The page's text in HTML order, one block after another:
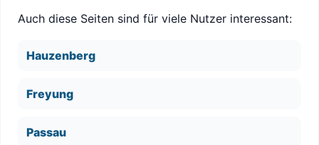
Auch diese Seiten sind für viele Nutzer interessant:
Hauzenberg
Freyung
Passau